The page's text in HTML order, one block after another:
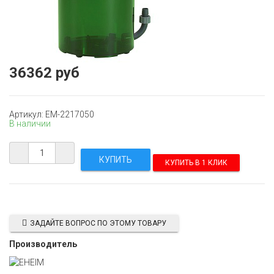
36362 руб
Артикул: EM-2217050
В наличии
КУПИТЬ В 1 КЛИК
ЗАДАЙТЕ ВОПРОС ПО ЭТОМУ ТОВАРУ
Производитель